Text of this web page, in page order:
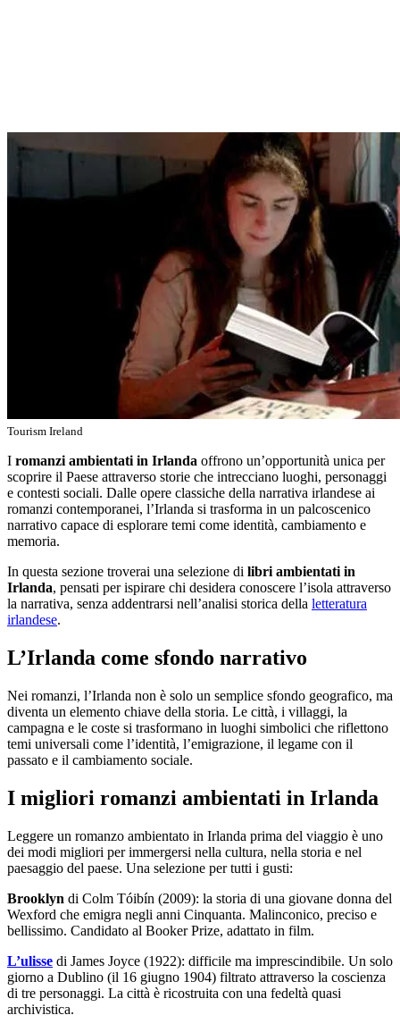
Tourism Ireland
I romanzi ambientati in Irlanda offrono un’opportunità unica per
scoprire il Paese attraverso storie che intrecciano luoghi, personaggi
e contesti sociali. Dalle opere classiche della narrativa irlandese ai
romanzi contemporanei, l’Irlanda si trasforma in un palcoscenico
narrativo capace di esplorare temi come identità, cambiamento e
memoria.
In questa sezione troverai una selezione di libri ambientati in
Irlanda, pensati per ispirare chi desidera conoscere l’isola attraverso
la narrativa, senza addentrarsi nell’analisi storica della letteratura
irlandese.
L’Irlanda come sfondo narrativo
Nei romanzi, l’Irlanda non è solo un semplice sfondo geografico, ma
diventa un elemento chiave della storia. Le città, i villaggi, la
campagna e le coste si trasformano in luoghi simbolici che riflettono
temi universali come l’identità, l’emigrazione, il legame con il
passato e il cambiamento sociale.
I migliori romanzi ambientati in Irlanda
Leggere un romanzo ambientato in Irlanda prima del viaggio è uno
dei modi migliori per immergersi nella cultura, nella storia e nel
paesaggio del paese. Una selezione per tutti i gusti:
Brooklyn di Colm Tóibín (2009): la storia di una giovane donna del
Wexford che emigra negli anni Cinquanta. Malinconico, preciso e
bellissimo. Candidato al Booker Prize, adattato in film.
L’ulisse di James Joyce (1922): difficile ma imprescindibile. Un solo
giorno a Dublino (il 16 giugno 1904) filtrato attraverso la coscienza
di tre personaggi. La città è ricostruita con una fedeltà quasi
archivistica.